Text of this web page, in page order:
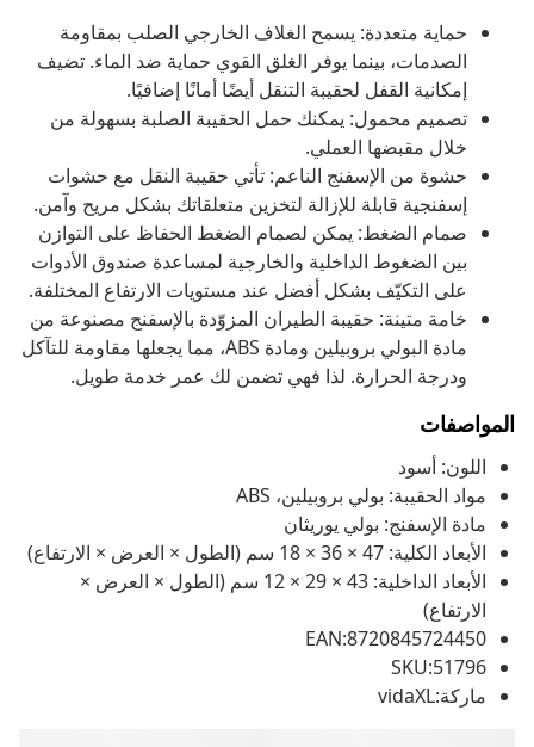
حماية متعددة: يسمح الغلاف الخارجي الصلب بمقاومة
الصدمات، بينما يوفر الغلق القوي حماية ضد الماء. تضيف
إمكانية القفل لحقيبة التنقل أيضًا أمانًا إضافيًا.
تصميم محمول: يمكنك حمل الحقيبة الصلبة بسهولة من
خلال مقبضها العملي.
حشوة من الإسفنج الناعم: تأتي حقيبة النقل مع حشوات
إسفنجية قابلة للإزالة لتخزين متعلقاتك بشكل مريح وآمن.
صمام الضغط: يمكن لصمام الضغط الحفاظ على التوازن
بين الضغوط الداخلية والخارجية لمساعدة صندوق الأدوات
على التكيّف بشكل أفضل عند مستويات الارتفاع المختلفة.
خامة متينة: حقيبة الطيران المزوّدة بالإسفنج مصنوعة من
مادة البولي بروبيلين ومادة ABS، مما يجعلها مقاومة للتآكل
ودرجة الحرارة. لذا فهي تضمن لك عمر خدمة طويل.
المواصفات
اللون: أسود
مواد الحقيبة: بولي بروبيلين، ABS
مادة الإسفنج: بولي يوريثان
الأبعاد الكلية: 47 × 36 × 18 سم (الطول × العرض × الارتفاع)
الأبعاد الداخلية: 43 × 29 × 12 سم (الطول × العرض ×
الارتفاع)
EAN:8720845724450
SKU:51796
ماركة:vidaXL